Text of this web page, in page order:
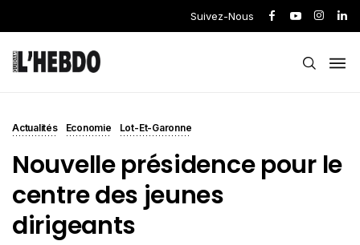
Suivez-Nous
Actualités Economie Lot-Et-Garonne
Nouvelle présidence pour le
centre des jeunes
dirigeants